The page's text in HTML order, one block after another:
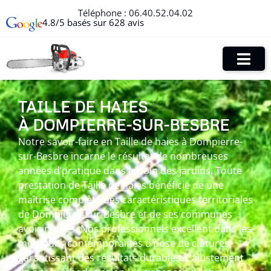
Téléphone : 06.40.52.04.02
4.8/5 basés sur 628 avis
TAILLE DE HAIES
À DOMPIERRE-SUR-BESBRE
Notre savoir-faire en Taille de haies à Dompierre-
sur-Besbre incarne le résultat de nombreuses
années d’pratique dans le soin des jardins. Toute
prestation de Taille de haies bénéficie de une
maîtrise complète des caractéristiques territoriales
de Dompierre-sur-Besbre et de ses communes
avoisinantes. Nos professionnels excellent dans les
méthodes contemporaines d’pose de clôtures,
garantissant des résultats durables. L’ajustement